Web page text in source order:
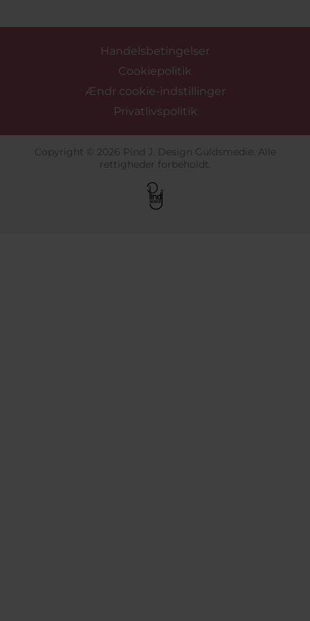
Handelsbetingelser
Cookiepolitik
Ændr cookie-indstillinger
Privatlivspolitik
Copyright © 2026 Pind J. Design Guldsmedie. Alle
rettigheder forbeholdt.